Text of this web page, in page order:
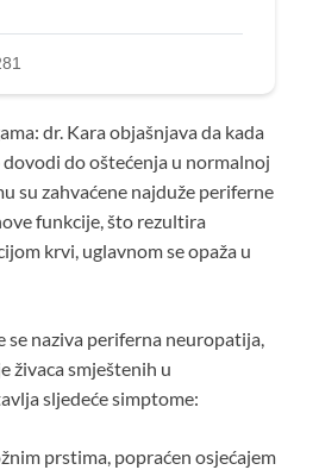
dr. Kara objašnjava da kada
dovodi do oštećenja u normalnoj
su zahvaćene najduže periferne
funkcije, što rezultira
krvi, uglavnom se opaža u
se naziva periferna neuropatija,
živaca smještenih u
sljedeće simptome:
prstima, popraćen osjećajem